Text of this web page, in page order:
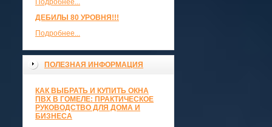
Подробнее...
ДЕБИЛЫ 80 УРОВНЯ!!!
Подробнее...
ПОЛЕЗНАЯ ИНФОРМАЦИЯ
КАК ВЫБРАТЬ И КУПИТЬ ОКНА
ПВХ В ГОМЕЛЕ: ПРАКТИЧЕСКОЕ
РУКОВОДСТВО ДЛЯ ДОМА И
БИЗНЕСА